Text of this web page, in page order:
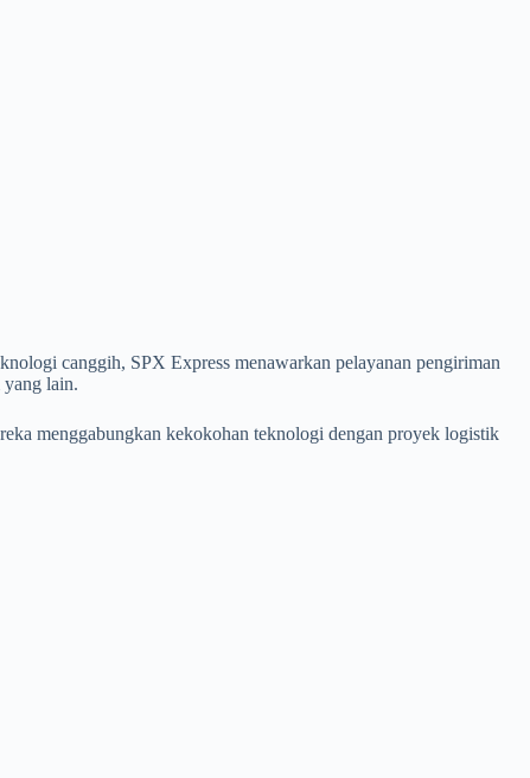
canggih, SPX Express menawarkan pelayanan pengiriman
yang lain.
menggabungkan kekokohan teknologi dengan proyek logistik